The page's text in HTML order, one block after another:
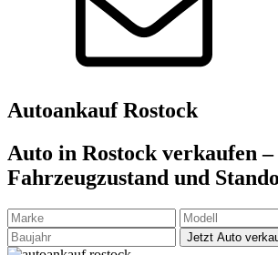
AutoankaufRostock
Auto in Rostock verkaufen –
Fahrzeugzustand und
Jetzt Auto